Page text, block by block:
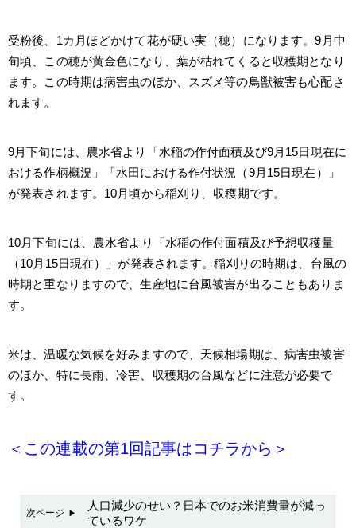
受粉後、1カ月ほどかけて花が硬い実（穂）になります。9月中
旬頃、この穂が黄金色になり、葉が枯れてくると収穫期となり
ます。この時期は病害虫のほか、スズメ等の鳥獣被害も心配さ
れます。
9月下旬には、農水省より「水稲の作付面積及び9月15日現在に
おける作柄概況」「水田における作付状況（9月15日現在）」
が発表されます。10月頃から稲刈り、収穫期です。
10月下旬には、農水省より「水稲の作付面積及び予想収穫量
（10月15日現在）」が発表されます。稲刈りの時期は、台風の
時期と重なりますので、生産地に台風被害が出ることもありま
す。
米は、温暖な気候を好みますので、天候相場期は、病害虫被害
のほか、特に長雨、冷害、収穫期の台風などに注意が必要で
す。
＜この連載の第1回記事はコチラから＞
次ページ
人口減少のせい？日本でのお米消費量が減っ
ているワケ